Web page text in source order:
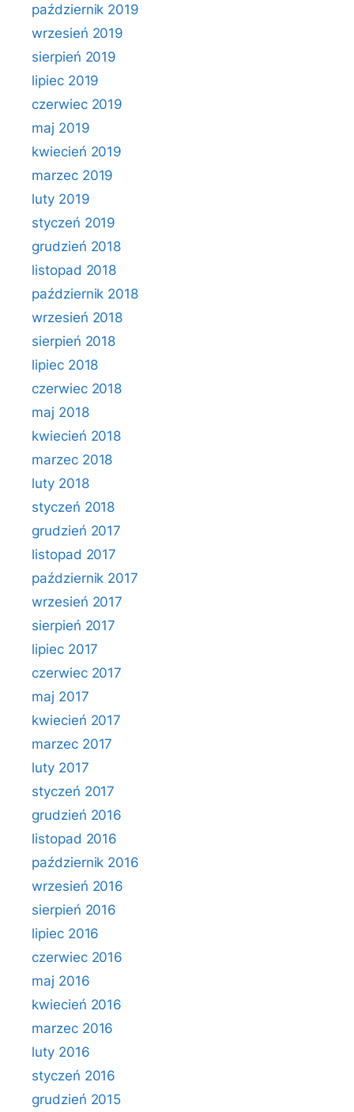
październik 2019
wrzesień 2019
sierpień 2019
lipiec 2019
czerwiec 2019
maj 2019
kwiecień 2019
marzec 2019
luty 2019
styczeń 2019
grudzień 2018
listopad 2018
październik 2018
wrzesień 2018
sierpień 2018
lipiec 2018
czerwiec 2018
maj 2018
kwiecień 2018
marzec 2018
luty 2018
styczeń 2018
grudzień 2017
listopad 2017
październik 2017
wrzesień 2017
sierpień 2017
lipiec 2017
czerwiec 2017
maj 2017
kwiecień 2017
marzec 2017
luty 2017
styczeń 2017
grudzień 2016
listopad 2016
październik 2016
wrzesień 2016
sierpień 2016
lipiec 2016
czerwiec 2016
maj 2016
kwiecień 2016
marzec 2016
luty 2016
styczeń 2016
grudzień 2015